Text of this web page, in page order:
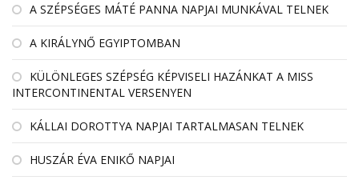
A SZÉPSÉGES MÁTÉ PANNA NAPJAI MUNKÁVAL TELNEK
A KIRÁLYNŐ EGYIPTOMBAN
KÜLÖNLEGES SZÉPSÉG KÉPVISELI HAZÁNKAT A MISS
INTERCONTINENTAL VERSENYEN
KÁLLAI DOROTTYA NAPJAI TARTALMASAN TELNEK
HUSZÁR ÉVA ENIKŐ NAPJAI